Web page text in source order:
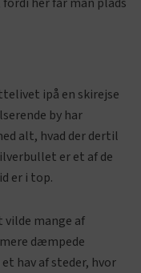
ipå en skirejse
by har
alt, hvad der dertil
er et af de
er i top.
vilde mange af
dæmpede
hav af steder, hvor